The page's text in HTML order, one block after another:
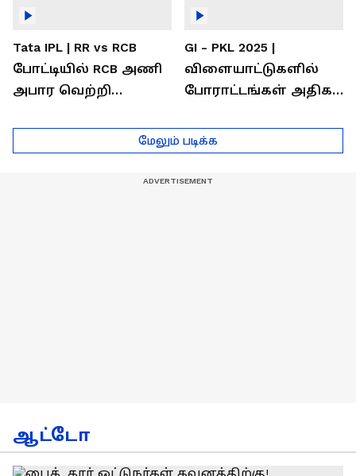
Tata IPL | RR vs RCB
போட்டியில் RCB அணி
அபார வெற்றி
டெல்லி செல்லும் RCB
அணி !
GI - PKL 2025 |
விளையாட்டுகளில்
போராட்டங்கள் அதிகம்
பயிற்சியாளர் பிரீத்தி
ரதி
மேலும் படிக்க
ஆட்டோ